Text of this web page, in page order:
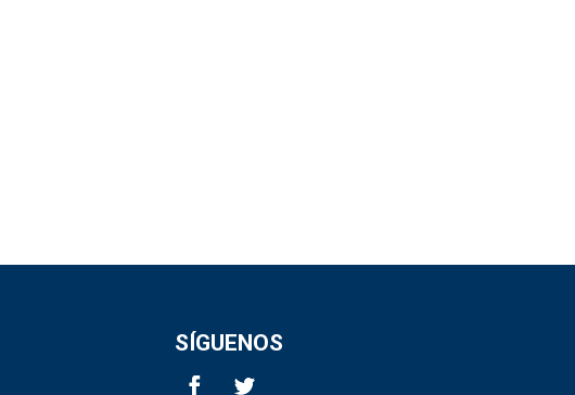
SÍGUENOS